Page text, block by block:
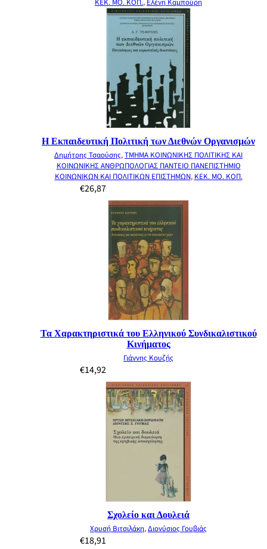
ΚΕΚ. ΜΟ. ΚΟΠ., Ελένη Καμπούρη
Η Εκπαιδευτική Πολιτική των Διεθνών Οργανισμών
Δημήτρης Τσαούσης,ΤΜΗΜΑ ΚΟΙΝΩΝΙΚΗΣ ΠΟΛΙΤΙΚΗΣ ΚΑΙ
ΚΟΙΝΩΝΙΚΗΣ ΑΝΘΡΩΠΟΛΟΓΙΑΣ ΠΑΝΤΕΙΟ ΠΑΝΕΠΙΣΤΗΜΙΟ
ΚΟΙΝΩΝΙΚΩΝ ΚΑΙ ΠΟΛΙΤΙΚΩΝ ΕΠΙΣΤΗΜΩΝ, ΚΕΚ. ΜΟ. ΚΟΠ.
€26,87
Τα Χαρακτηριστικά του Ελληνικού Συνδικαλιστικού
Κινήματος
Γιάννης Κουζής
€14,92
Σχολείο και Δουλειά
Χρυσή Βιτσιλάκη,Διονύσιος Γουβιάς
€18,91